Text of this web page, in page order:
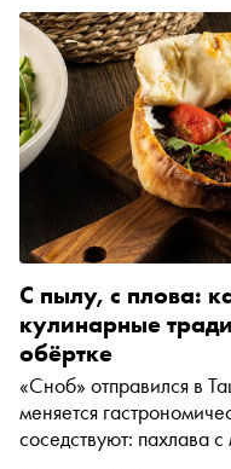
С пылу, с плова:
кулинарные
обёртке
«Сноб» отправился в
меняется
соседствуют: пахлава